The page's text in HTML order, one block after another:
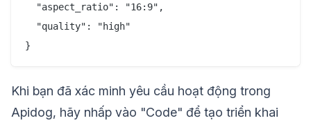
  "aspect_ratio": "16:9",
  "quality": "high"
Khi bạn đã xác minh yêu cầu hoạt động trong
Apidog, hãy nhấp vào "Code" để tạo triển khai